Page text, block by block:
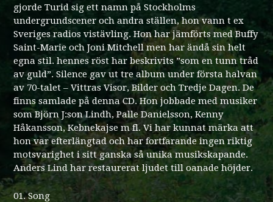
gjorde Turid sig ett namn på Stockholms
undergrundscener och andra ställen, hon vann t ex
Sveriges radios vistävling. Hon har jämförts med Buffy
Saint-Marie och Joni Mitchell men har ändå sin helt
egna stil. hennes röst har beskrivits ”som en tunn tråd
av guld”. Silence gav ut tre album under första halvan
av 70-talet – Vittras Visor, Bilder och Tredje Dagen. De
finns samlade på denna CD. Hon jobbade med musiker
som Björn J:son Lindh, Palle Danielsson, Kenny
Håkansson, Kebnekajse m fl. Vi har kunnat märka att
hon var efterlängtad och har fortfarande ingen riktig
motsvarighet i sitt ganska så unika musikskapande.
Anders Lind har restaurerat ljudet till oanade höjder.
01. Song